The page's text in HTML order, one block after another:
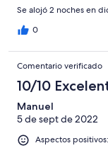
Se alojó 2 noches en
0
Comentario verificado
10/10
Manuel
5 de sept de 2022
Aspectos